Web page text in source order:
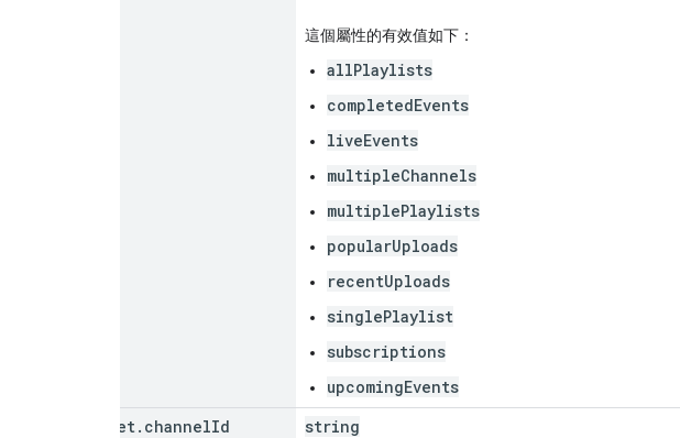
這個屬性的有效值如下：
allPlaylists
completedEvents
liveEvents
multipleChannels
multiplePlaylists
popularUploads
recentUploads
singlePlaylist
subscriptions
upcomingEvents
snippet. channelId string